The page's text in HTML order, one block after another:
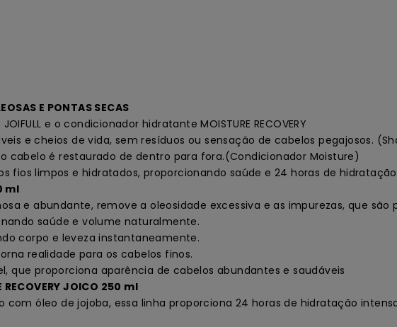
E PONTAS SECAS
e o condicionador hidratante MOISTURE RECOVERY
e cheios de vida, sem resíduos ou sensação de cabelos pegajosos.
cabelo é restaurado de dentro para fora.(Condicionador Moisture)
fios limpos e hidratados, proporcionando saúde e 24 horas de
ml
e abundante, remove a oleosidade excessiva e as impurezas, que são
saúde e volume naturalmente.
corpo e leveza instantaneamente.
realidade para os cabelos finos.
que proporciona aparência de cabelos abundantes e saudáveis
RECOVERY JOICO 250 ml
com óleo de jojoba, essa linha proporciona 24 horas de hidratação